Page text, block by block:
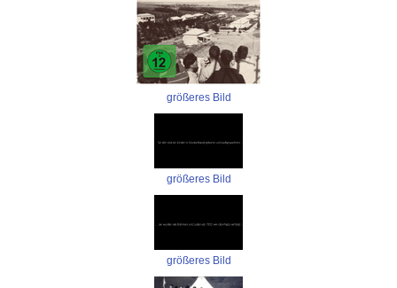
größeres Bild
größeres Bild
größeres Bild